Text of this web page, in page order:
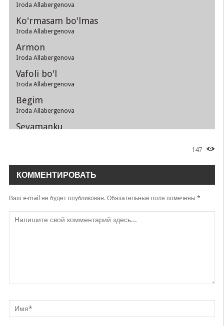
Iroda Allabergenova
Ko'rmasam bo'lmas
Iroda Allabergenova
Armon
Iroda Allabergenova
Vafoli bo'l
Iroda Allabergenova
Begim
Iroda Allabergenova
Sevamanku
Iroda Allabergenova
Mening onam
Iroda Allabergenova
147
КОММЕНТИРОВАТЬ
Ваш e-mail не будет опубликован.Обязательные поля помечены *